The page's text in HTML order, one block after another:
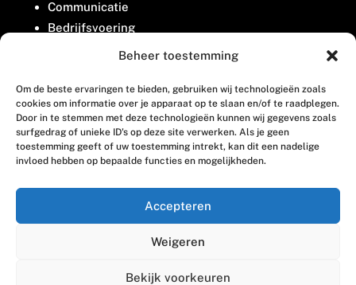
Beheer toestemming
Om de beste ervaringen te bieden, gebruiken wij technologieën zoals
cookies om informatie over je apparaat op te slaan en/of te raadplegen.
Door in te stemmen met deze technologieën kunnen wij gegevens zoals
surfgedrag of unieke ID's op deze site verwerken. Als je geen
toestemming geeft of uw toestemming intrekt, kan dit een nadelige
invloed hebben op bepaalde functies en mogelijkheden.
Accepteren
Weigeren
Bekijk voorkeuren
Communicatie
Bedrijfsvoering
Belangenbehartiging
Contact
Houttuinlaan 8
3447 GM Woerden